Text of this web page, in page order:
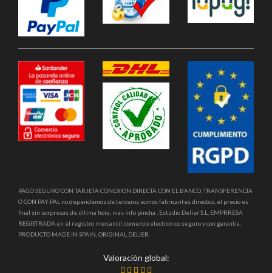
PAGO SEGURO CON TARJETA CONEXION DIRECTA CON EL BANCO, TRANSFERENCIA
O CON PAY PAL no dependemos de terceros somos fabricantes directos, el precio es
final sin sorpresas de última hora, mas info pincha . Estudio Delier S.L, EMPRRESA
REGISTRADA en el registro mercantil, comercio electronico seguro y con garantia,
PRODUCTO MADE IN SPAIN, ORIGINAL DELIER
Valoración global: